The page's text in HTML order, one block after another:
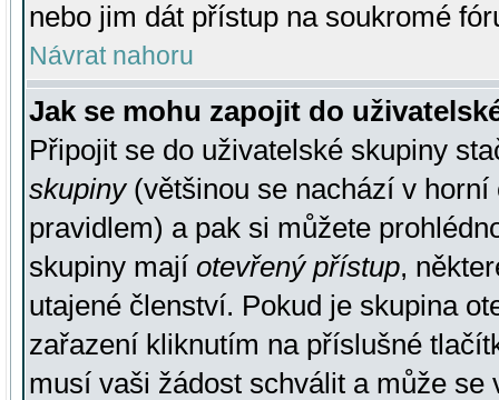
nebo jim dát přístup na soukromé
Návrat nahoru
Jak se mohu zapojit do
Připojit se do uživatelské skupiny
skupiny(většinou se nachází v horní
pravidlem) a pak si můžete
skupiny mají otevřený přístup,
utajené členství. Pokud je skupina
zařazení kliknutím na příslušné
musí vaši žádost schválit a může se